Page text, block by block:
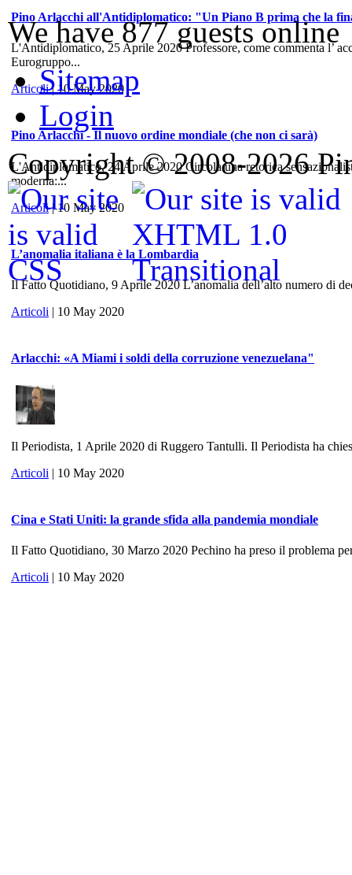
Pino Arlacchi all'Antidiplomatico: "Un Piano B prima che la
L'Antidiplomatico, 25 Aprile 2020 Professore, come commenta l’
Eurogruppo...
Articoli| 10 May 2020
Pino Arlacchi - Il nuovo ordine mondiale (che non ci sarà)
L'Antidiplomatico, 24 Aprile 2020 Circola una retorica
moderna:...
Articoli| 10 May 2020
L’anomalia italiana è la Lombardia
Il Fatto Quotidiano, 9 Aprile 2020 L’anomalia dell’alto numero di
Articoli | 10 May 2020
Arlacchi: «A Miami i soldi della corruzione venezuelana"
Il Periodista, 1 Aprile 2020 di Ruggero Tantulli. Il Periodista ha
Articoli | 10 May 2020
Cina e Stati Uniti: la grande sfida alla pandemia mondiale
Il Fatto Quotidiano, 30 Marzo 2020 Pechino ha preso il problema
Articoli | 10 May 2020
We have 877 guests online
Sitemap
Login
Copyright © 2008-2026